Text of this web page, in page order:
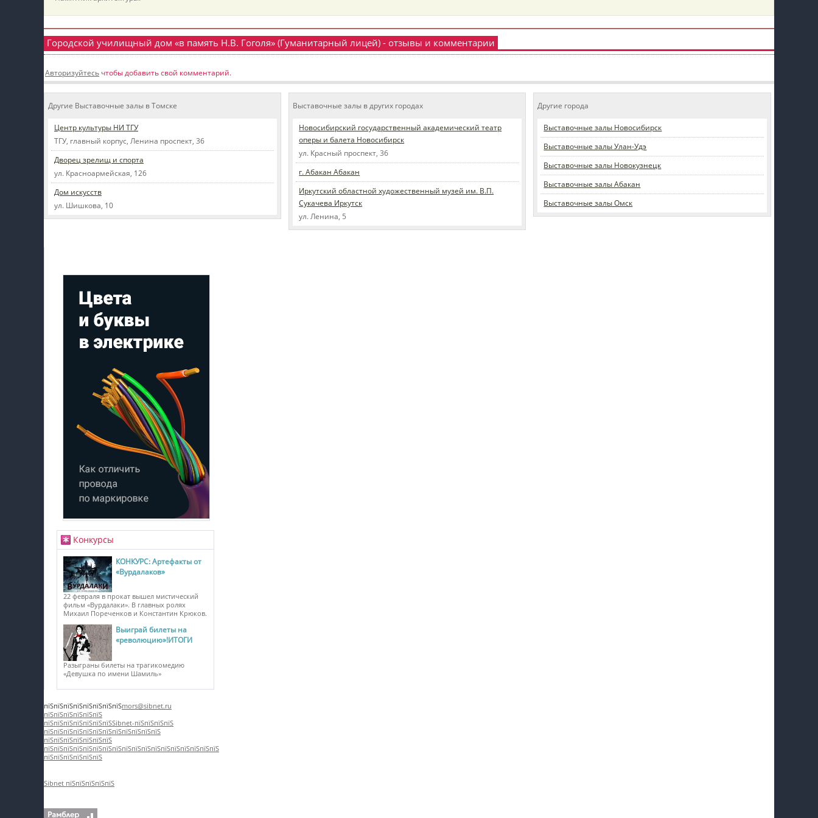
пїЅпїЅпїЅ
пїЅпїЅпїЅпїЅпїЅпїЅпїЅпїЅпїЅпїЅпїЅ
пїЅпїЅпїЅпїЅпїЅпїЅпїЅпїЅпїЅ
пїЅпїЅпїЅ пїЅпїЅпїЅпїЅпїЅ
пїЅпїЅпїЅ пїЅпїЅпїЅпїЅпїЅпїЅ
пїЅпїЅпїЅпїЅпїЅ
пїЅпїЅпїЅпїЅпїЅпїЅпїЅпїЅпїЅпїЅ
пїЅпїЅпїЅпїЅпїЅпїЅпїЅпїЅпїЅпїЅ
Городской училищный дом «в память Н.В. Гоголя» (Гуманитарный лицей) - отзывы и комментарии
Авторизуйтесь чтобы добавить свой комментарий.
Другие Выставочные залы в Томске
Центр культуры НИ ТГУ
ТГУ, главный корпус, Ленина проспект, 36
Дворец зрелищ и спорта
ул. Красноармейская, 126
Дом искусств
ул. Шишкова, 10
Выставочные залы в других городах
Новосибирский государственный академический театр
оперы и балета Новосибирск
ул. Красный проспект, 36
г. Абакан Абакан
Иркутский областной художественный музей им. В.П.
Сукачева Иркутск
ул. Ленина, 5
Другие города
Выставочные залы Новосибирск
Выставочные залы Улан-Удэ
Выставочные залы Новокузнецк
Выставочные залы Абакан
Выставочные залы Омск
Конкурсы
КОНКУРС: Артефакты от
«Вурдалаков»
22 февраля в прокат вышел мистический
фильм «Вурдалаки». В главных ролях
Михаил Пореченков и Константин Крюков.
Выиграй билеты на
«революцию»!ИТОГИ
Разыграны билеты на трагикомедию
«Девушка по имени Шамиль»
пїЅпїЅпїЅпїЅпїЅпїЅпїЅпїЅmors@sibnet.ru
пїЅпїЅпїЅпїЅпїЅпїЅ
пїЅпїЅпїЅпїЅпїЅпїЅпїЅSibnet-пїЅпїЅпїЅпїЅ
пїЅпїЅпїЅпїЅпїЅпїЅпїЅпїЅпїЅпїЅпїЅпїЅ
пїЅпїЅпїЅпїЅпїЅпїЅпїЅ
пїЅпїЅпїЅпїЅпїЅпїЅпїЅпїЅпїЅпїЅпїЅпїЅпїЅпїЅпїЅпїЅпїЅпїЅ
пїЅпїЅпїЅпїЅпїЅпїЅ
Sibnet пїЅпїЅпїЅпїЅпїЅ